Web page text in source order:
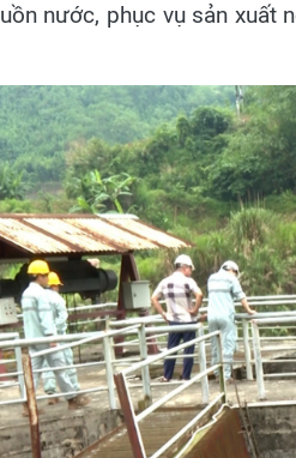
nước, phục vụ sản xuất